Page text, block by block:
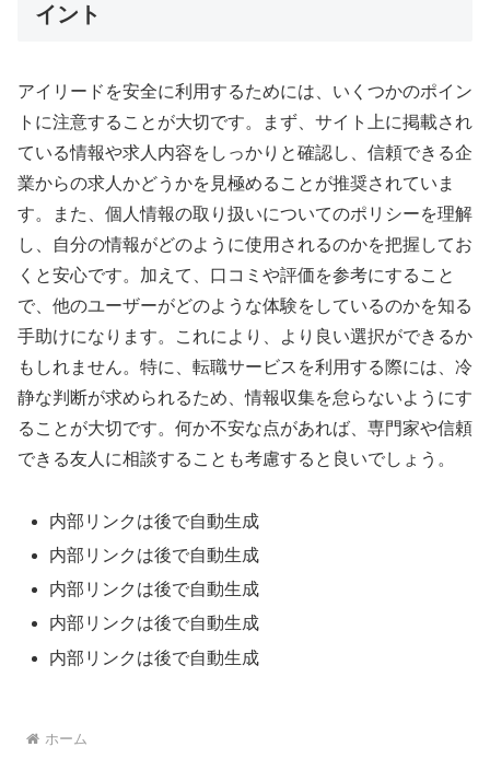
イント
アイリードを安全に利用するためには、いくつかのポイン
トに注意することが大切です。まず、サイト上に掲載され
ている情報や求人内容をしっかりと確認し、信頼できる企
業からの求人かどうかを見極めることが推奨されていま
す。また、個人情報の取り扱いについてのポリシーを理解
し、自分の情報がどのように使用されるのかを把握してお
くと安心です。加えて、口コミや評価を参考にすること
で、他のユーザーがどのような体験をしているのかを知る
手助けになります。これにより、より良い選択ができるか
もしれません。特に、転職サービスを利用する際には、冷
静な判断が求められるため、情報収集を怠らないようにす
ることが大切です。何か不安な点があれば、専門家や信頼
できる友人に相談することも考慮すると良いでしょう。
内部リンクは後で自動生成
内部リンクは後で自動生成
内部リンクは後で自動生成
内部リンクは後で自動生成
内部リンクは後で自動生成
ホーム